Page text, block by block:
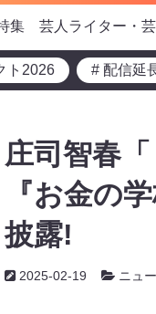
集 芸人ライター・
ト2026 # 配信延
庄司智春
『お金の
披露!
2025-02-19 ニュ